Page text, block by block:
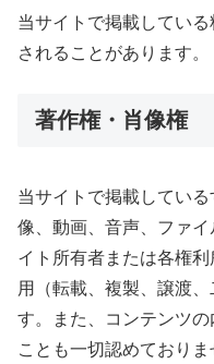
当サイトで掲載してい
されることがあります。
著作権・肖像権
当サイトで掲載してい
像、動画、音声、ファ
イト所有者または各権
用（転載、複製、譲渡
す。また、コンテンツ
ことも一切認めておりま